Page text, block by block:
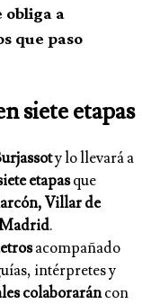
a
que paso
siete etapas
y lo llevará a
etapasque
Villar de
.
acompañado
intérpretes y
colaboraráncon